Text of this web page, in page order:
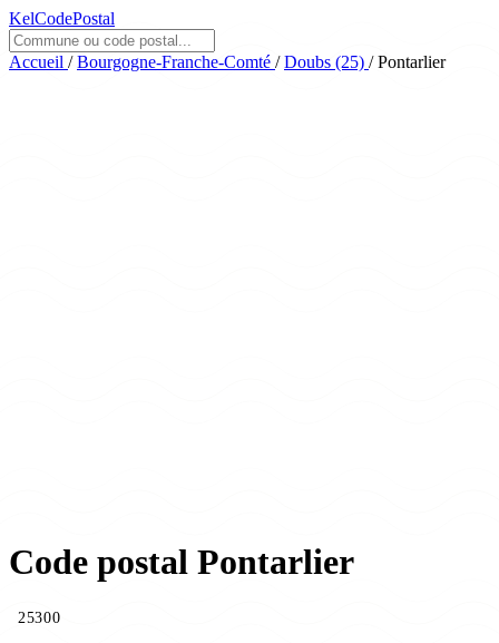
KelCodePostal
Accueil / Bourgogne-Franche-Comté / Doubs (25) / Pontarlier
Code postal Pontarlier
25300